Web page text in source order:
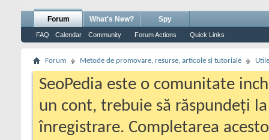
Forum
FAQ Calendar Community Forum Actions Quick Links
What's New? Spy
Forum Metode de promovare, resurse, articole si tutoriale Utile
SeoPedia este o comunitate
un cont, trebuie să răspundeți
înregistrare. Completarea